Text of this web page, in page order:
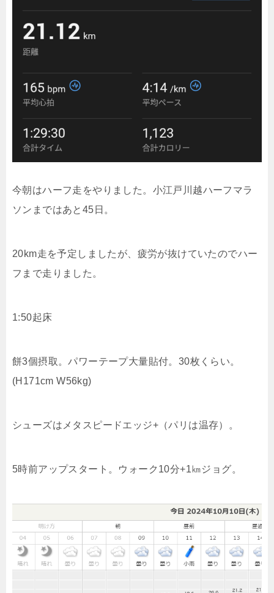
今朝はハーフ走をやりました。小江戸川越ハーフマラ
ソンまではあと45日。
20km走を予定しましたが、疲労が抜けていたのでハー
フまで走りました。
1:50起床
餅3個摂取。パワーテープ大量貼付。30枚くらい。
(H171cm W56kg)
シューズはメタスピードエッジ+（パリは温存）。
5時前アップスタート。ウォーク10分+1㎞ジョグ。